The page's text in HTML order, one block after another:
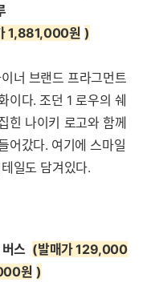
1,881,000원 )
너 브랜드 프라그먼트
이다. 조던 1 로우의 쉐
힌 나이키 로고와 함께
어갔다. 여기에 스마일
일도 담겨있다.
스 (발매가 129,000
원 )